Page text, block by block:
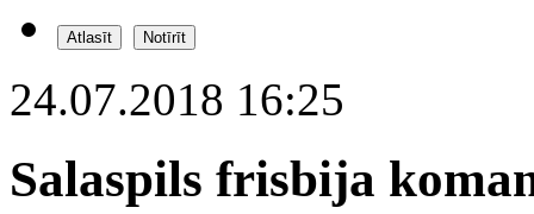
24.07.2018 16:25
Salaspils frisbija